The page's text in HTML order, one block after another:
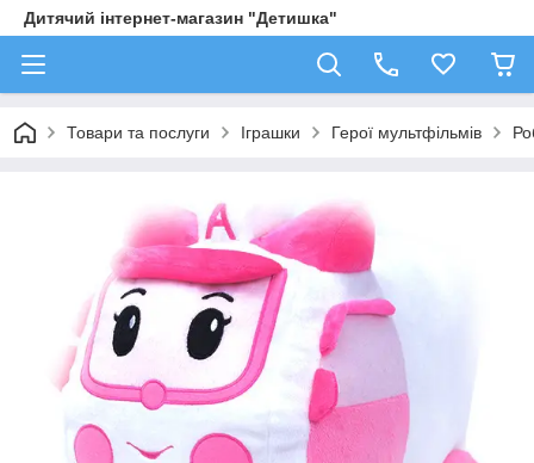
Дитячий інтернет-магазин "Детишка"
Товари та послуги Іграшки Герої мультфільмів